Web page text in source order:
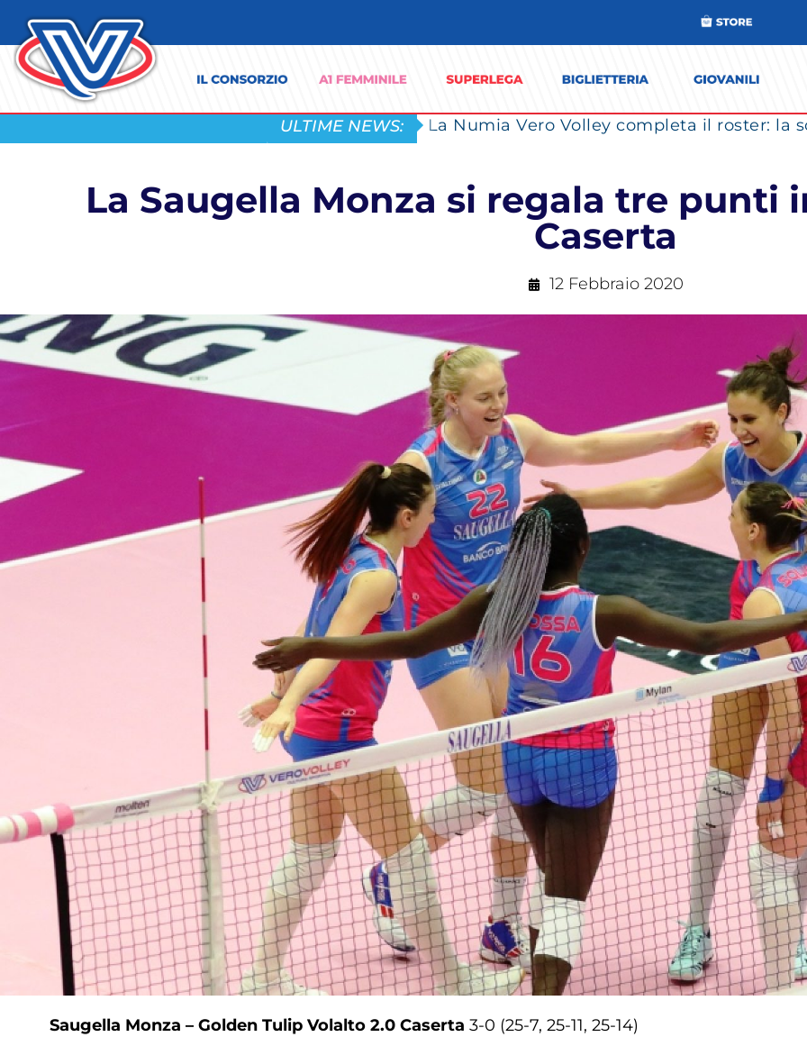
ULTIME NEWS:
La Saugella Monza si regala tre
Caserta
12 Febbraio 2020
Saugella Monza – Golden Tulip Volalto 2.0 Caserta 3-0 (25-7, 25-11, 25-14)